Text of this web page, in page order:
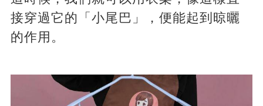
接穿過它的「小尾巴」，便能起到晾曬
的作用。